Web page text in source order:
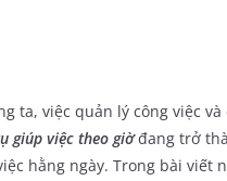
ta, việc quản lý công việc
giúp việc theo giờđang trở
hằng ngày. Trong bài viết